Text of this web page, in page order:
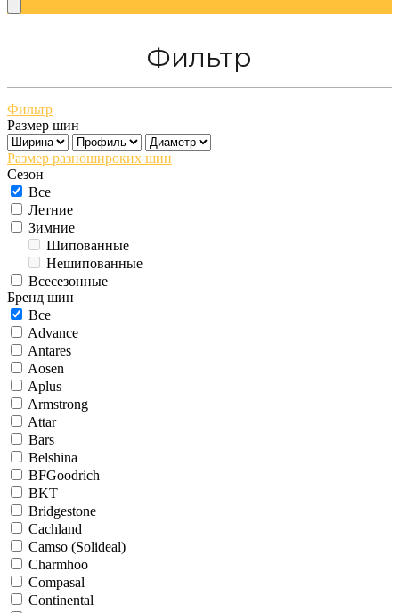
Фильтр
Фильтр
Размер шин
Размер разношироких шин
Сезон
Все
Летние
Зимние
Шипованные
Нешипованные
Всесезонные
Бренд шин
Все
Advance
Antares
Aosen
Aplus
Armstrong
Attar
Bars
Belshina
BFGoodrich
BKT
Bridgestone
Cachland
Camso (Solideal)
Charmhoo
Compasal
Continental